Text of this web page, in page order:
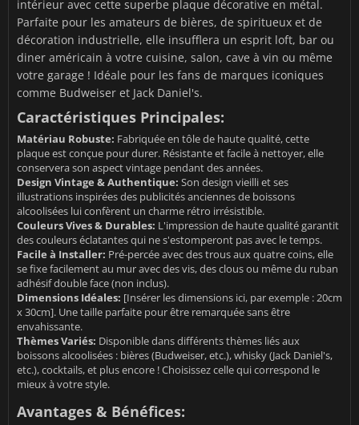
intérieur avec cette superbe plaque décorative en métal.
Parfaite pour les amateurs de bières, de spiritueux et de
décoration industrielle, elle insufflera un esprit loft, bar ou
diner américain à votre cuisine, salon, cave à vin ou même
votre garage ! Idéale pour les fans de marques iconiques
comme Budweiser et Jack Daniel's.
Caractéristiques Principales:
Matériau Robuste: Fabriquée en tôle de haute qualité, cette
plaque est conçue pour durer. Résistante et facile à nettoyer, elle
conservera son aspect vintage pendant des années.
Design Vintage & Authentique: Son design vieilli et ses
illustrations inspirées des publicités anciennes de boissons
alcoolisées lui confèrent un charme rétro irrésistible.
Couleurs Vives & Durables: L'impression de haute qualité garantit
des couleurs éclatantes qui ne s'estomperont pas avec le temps.
Facile à Installer: Pré-percée avec des trous aux quatre coins, elle
se fixe facilement au mur avec des vis, des clous ou même du ruban
adhésif double face (non inclus).
Dimensions Idéales: [Insérer les dimensions ici, par exemple : 20cm
x 30cm]. Une taille parfaite pour être remarquée sans être
envahissante.
Thèmes Variés: Disponible dans différents thèmes liés aux
boissons alcoolisées : bières (Budweiser, etc.), whisky (Jack Daniel's,
etc.), cocktails, et plus encore ! Choisissez celle qui correspond le
mieux à votre style.
Avantages & Bénéfices: